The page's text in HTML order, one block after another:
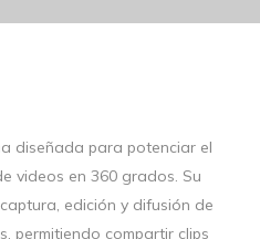
diseñada para potenciar el
videos en 360 grados. Su
edición y difusión de
permitiendo compartir clips